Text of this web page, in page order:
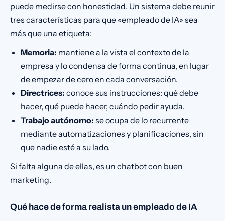
puede medirse con honestidad. Un sistema debe reunir
tres características para que «empleado de IA» sea
más que una etiqueta:
Memoria: mantiene a la vista el contexto de la
empresa y lo condensa de forma continua, en lugar
de empezar de cero en cada conversación.
Directrices: conoce sus instrucciones: qué debe
hacer, qué puede hacer, cuándo pedir ayuda.
Trabajo autónomo: se ocupa de lo recurrente
mediante automatizaciones y planificaciones, sin
que nadie esté a su lado.
Si falta alguna de ellas, es un chatbot con buen
marketing.
Qué hace de forma realista un empleado de IA